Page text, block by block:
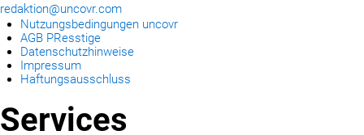
redaktion@uncovr.com
Nutzungsbedingungen uncovr
AGB PResstige
Datenschutzhinweise
Impressum
Haftungsausschluss
Services